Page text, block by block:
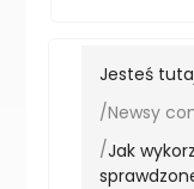
Jesteś
Newsy
Jak